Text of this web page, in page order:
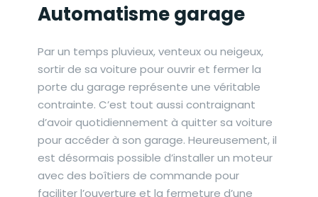
Automatisme garage
Par un temps pluvieux, venteux ou neigeux,
sortir de sa voiture pour ouvrir et fermer la
porte du garage représente une véritable
contrainte. C’est tout aussi contraignant
d’avoir quotidiennement à quitter sa voiture
pour accéder à son garage. Heureusement, il
est désormais possible d’installer un moteur
avec des boîtiers de commande pour
faciliter l’ouverture et la fermeture d’une